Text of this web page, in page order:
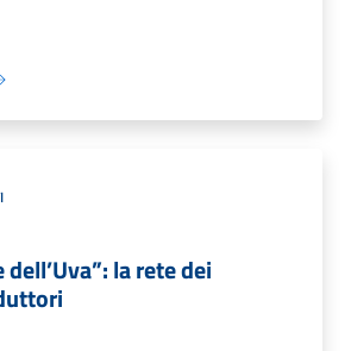
dell’Uva”: la rete dei